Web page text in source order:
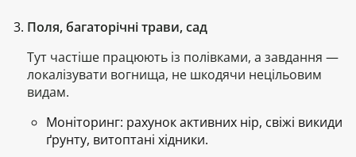
Поля, багаторічні трави, сад
Тут частіше працюють із полівками, а завдання —
локалізувати вогнища, не шкодячи нецільовим
видам.
Моніторинг: рахунок активних нір, свіжі викиди
ґрунту, витоптані хідники.